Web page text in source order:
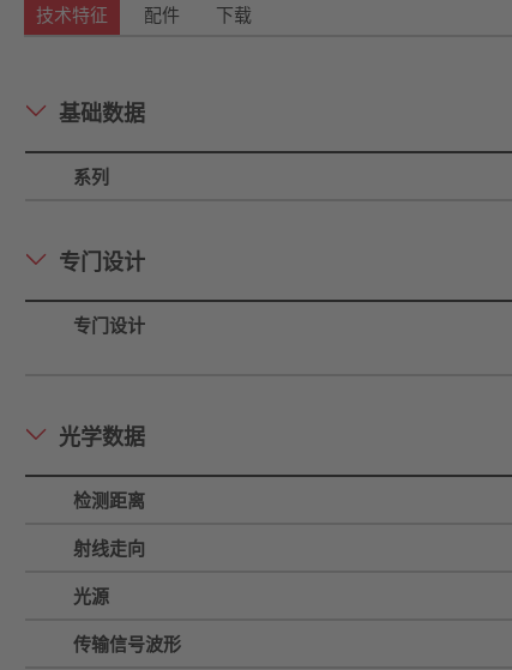
技术特征 配件 下载
基础数据
系列
专门设计
专门设计
光学数据
检测距离
射线走向
光源
传输信号波形